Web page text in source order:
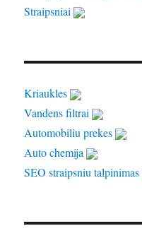
Straipsniai
Kriaukles
Vandens filtrai
Automobiliu prekes
Auto chemija
SEO straipsniu talpinimas